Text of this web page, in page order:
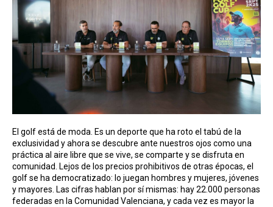
El golf está de moda. Es un deporte que ha roto el tabú de la
exclusividad y ahora se descubre ante nuestros ojos como una
práctica al aire libre que se vive, se comparte y se disfruta en
comunidad. Lejos de los precios prohibitivos de otras épocas, el
golf se ha democratizado: lo juegan hombres y mujeres, jóvenes
y mayores. Las cifras hablan por sí mismas: hay 22.000 personas
federadas en la Comunidad Valenciana, y cada vez es mayor la